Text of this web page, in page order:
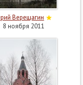
Верещагин
8 ноября 2011